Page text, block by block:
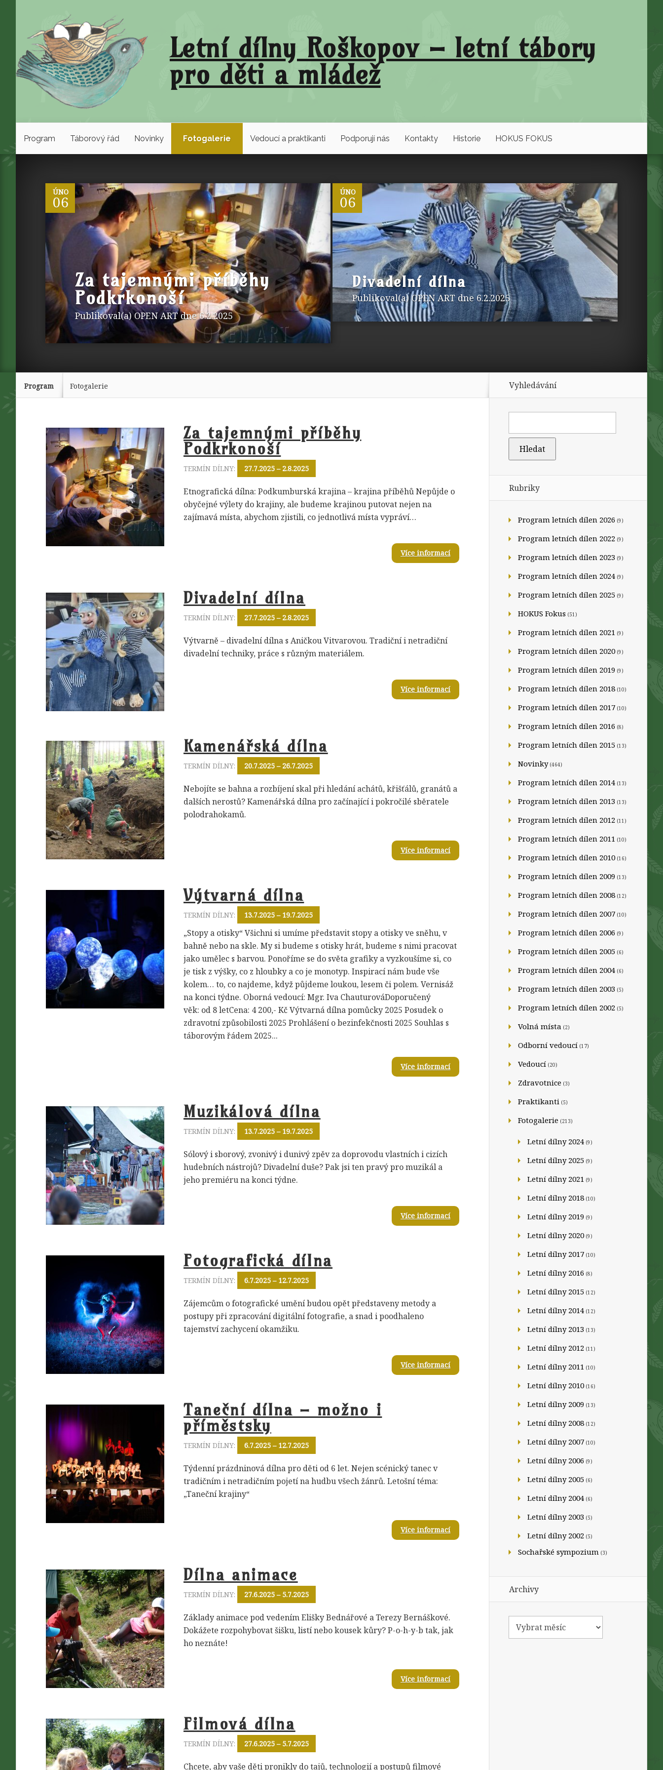
Letní dílny Roškopov – letní tábory
pro děti a mládež
Program Táborový řád Novinky Fotogalerie Vedoucí a praktikanti Podporují nás Kontakty Historie HOKUS FOKUS
ÚNO
06
Za tajemnými příběhy
Podkrkonoší
Publikoval(a)OPEN ARTdne 6.2.2025
ÚNO
06
Divadelní dílna
Publikoval(a)OPEN ARTdne 6.2.2025
Program Fotogalerie
Za tajemnými příběhy
Podkrkonoší
TERMÍN DÍLNY: 27.7.2025 – 2.8.2025
Etnografická dílna: Podkumburská krajina – krajina příběhů Nepůjde o
obyčejné výlety do krajiny, ale budeme krajinou putovat nejen na
zajímavá místa, abychom zjistili, co jednotlivá místa vypráví…
Více informací
Divadelní dílna
TERMÍN DÍLNY: 27.7.2025 – 2.8.2025
Výtvarně – divadelní dílna s Aničkou Vitvarovou. Tradiční i netradiční
divadelní techniky, práce s různým materiálem.
Více informací
Kamenářská dílna
TERMÍN DÍLNY: 20.7.2025 – 26.7.2025
Nebojíte se bahna a rozbíjení skal při hledání achátů, křišťálů, granátů a
dalších nerostů? Kamenářská dílna pro začínající i pokročilé sběratele
polodrahokamů.
Více informací
Výtvarná dílna
TERMÍN DÍLNY: 13.7.2025 – 19.7.2025
„Stopy a otisky“ Všichni si umíme představit stopy a otisky ve sněhu, v
bahně nebo na skle. My si budeme s otisky hrát, budeme s nimi pracovat
jako umělec s barvou. Ponoříme se do světa grafiky a vyzkoušíme si, co
je tisk z výšky, co z hloubky a co je monotyp. Inspirací nám bude vše
kolem… to, co najdeme, když půjdeme loukou, lesem či polem. Vernisáž
na konci týdne. Oborná vedoucí: Mgr. Iva ChauturováDoporučený
věk: od 8 letCena: 4 200,- Kč Výtvarná dílna pomůcky 2025 Posudek o
zdravotní způsobilosti 2025 Prohlášení o bezinfekčnosti 2025 Souhlas s
táborovým řádem 2025...
Více informací
Muzikálová dílna
TERMÍN DÍLNY: 13.7.2025 – 19.7.2025
Sólový i sborový, zvonivý i dunivý zpěv za doprovodu vlastních i cizích
hudebních nástrojů? Divadelní duše? Pak jsi ten pravý pro muzikál a
jeho premiéru na konci týdne.
Více informací
Fotografická dílna
TERMÍN DÍLNY: 6.7.2025 – 12.7.2025
Zájemcům o fotografické umění budou opět představeny metody a
postupy při zpracování digitální fotografie, a snad i poodhaleno
tajemství zachycení okamžiku.
Více informací
Taneční dílna – možno i
příměstsky
TERMÍN DÍLNY: 6.7.2025 – 12.7.2025
Týdenní prázdninová dílna pro děti od 6 let. Nejen scénický tanec v
tradičním i netradičním pojetí na hudbu všech žánrů. Letošní téma:
„Taneční krajiny“
Více informací
Dílna animace
TERMÍN DÍLNY: 27.6.2025 – 5.7.2025
Základy animace pod vedením Elišky Bednářové a Terezy Bernáškové.
Dokážete rozpohybovat šišku, listí nebo kousek kůry? P-o-h-y-b tak, jak
ho neznáte!
Více informací
Filmová dílna
TERMÍN DÍLNY: 27.6.2025 – 5.7.2025
Chcete, aby vaše děti pronikly do tajů, technologií a postupů filmové
Vyhledávání
Rubriky
Program letních dílen 2026 (9)
Program letních dílen 2022 (9)
Program letních dílen 2023 (9)
Program letních dílen 2024 (9)
Program letních dílen 2025 (9)
HOKUS Fokus (51)
Program letních dílen 2021 (9)
Program letních dílen 2020 (9)
Program letních dílen 2019 (9)
Program letních dílen 2018 (10)
Program letních dílen 2017 (10)
Program letních dílen 2016 (8)
Program letních dílen 2015 (13)
Novinky(464)
Program letních dílen 2014 (13)
Program letních dílen 2013 (13)
Program letních dílen 2012 (11)
Program letních dílen 2011 (10)
Program letních dílen 2010 (16)
Program letních dílen 2009 (13)
Program letních dílen 2008 (12)
Program letních dílen 2007 (10)
Program letních dílen 2006 (9)
Program letních dílen 2005 (6)
Program letních dílen 2004 (6)
Program letních dílen 2003 (5)
Program letních dílen 2002 (5)
Volná místa (2)
Odborní vedoucí (17)
Vedoucí (20)
Zdravotnice (3)
Praktikanti (5)
Fotogalerie (213)
Letní dílny 2024 (9)
Letní dílny 2025 (9)
Letní dílny 2021 (9)
Letní dílny 2018 (10)
Letní dílny 2019 (9)
Letní dílny 2020 (9)
Letní dílny 2017 (10)
Letní dílny 2016 (8)
Letní dílny 2015 (12)
Letní dílny 2014 (12)
Letní dílny 2013 (13)
Letní dílny 2012 (11)
Letní dílny 2011 (10)
Letní dílny 2010 (16)
Letní dílny 2009 (13)
Letní dílny 2008 (12)
Letní dílny 2007 (10)
Letní dílny 2006 (9)
Letní dílny 2005 (6)
Letní dílny 2004 (6)
Letní dílny 2003 (5)
Letní dílny 2002 (5)
Sochařské sympozium (3)
Archivy